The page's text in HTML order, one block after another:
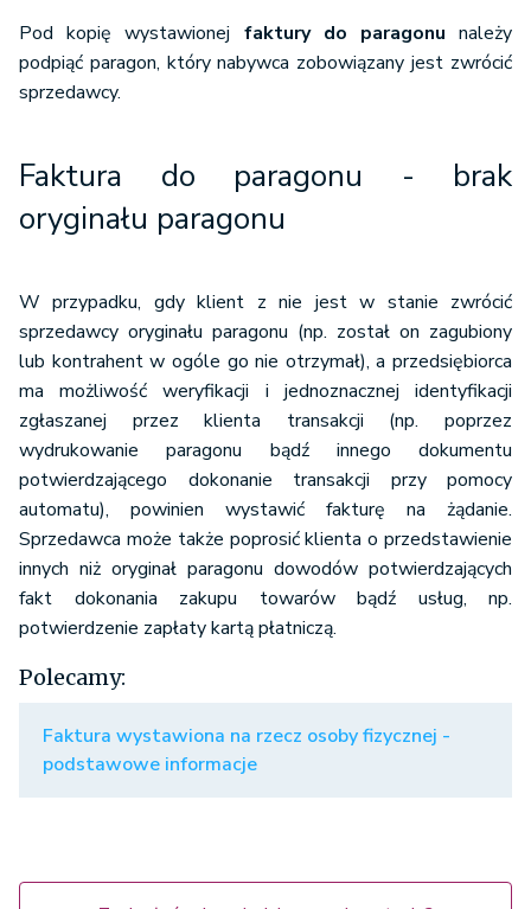
Pod kopię wystawionej faktury do paragonu należy
podpiąć paragon, który nabywca zobowiązany jest zwrócić
sprzedawcy.
Faktura do paragonu - brak
oryginału paragonu
W przypadku, gdy klient z nie jest w stanie zwrócić
sprzedawcy oryginału paragonu (np. został on zagubiony
lub kontrahent w ogóle go nie otrzymał), a przedsiębiorca
ma możliwość weryfikacji i jednoznacznej identyfikacji
zgłaszanej przez klienta transakcji (np. poprzez
wydrukowanie paragonu bądź innego dokumentu
potwierdzającego dokonanie transakcji przy pomocy
automatu), powinien wystawić fakturę na żądanie.
Sprzedawca może także poprosić klienta o przedstawienie
innych niż oryginał paragonu dowodów potwierdzających
fakt dokonania zakupu towarów bądź usług, np.
potwierdzenie zapłaty kartą płatniczą.
Polecamy:
Faktura wystawiona na rzecz osoby fizycznej -
podstawowe informacje